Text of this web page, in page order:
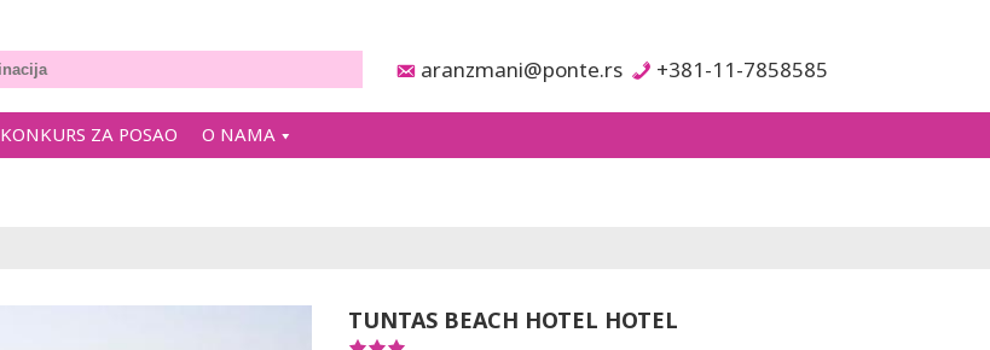
aranzmani@ponte.rs +381-11-7858585
KONKURS ZA POSAO O NAMA
TUNTAS BEACH HOTEL HOTEL